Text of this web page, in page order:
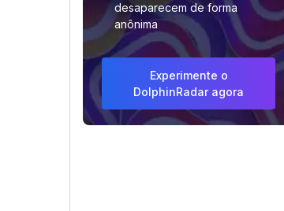
desaparecem de forma
anônima
Experimente o
DolphinRadar agora